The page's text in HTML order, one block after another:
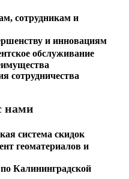
сотрудникам и
и инновациям
обслуживание
сотрудничества
нами
система скидок
геоматериалов и
Калининградской